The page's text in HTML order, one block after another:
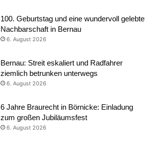
100. Geburtstag und eine wundervoll gelebte
Nachbarschaft in Bernau
6. August 2026
Bernau: Streit eskaliert und Radfahrer
ziemlich betrunken unterwegs
6. August 2026
6 Jahre Braurecht in Börnicke: Einladung
zum großen Jubiläumsfest
6. August 2026